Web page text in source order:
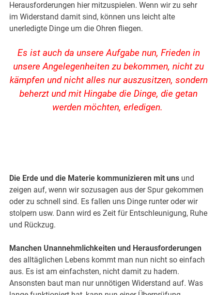
Herausforderungen hier mitzuspielen. Wenn wir zu sehr
im Widerstand damit sind, können uns leicht alte
unerledigte Dinge um die Ohren fliegen.
Es ist auch da unsere Aufgabe nun, Frieden in
unsere Angelegenheiten zu bekommen, nicht zu
kämpfen und nicht alles nur auszusitzen, sondern
beherzt und mit Hingabe die Dinge, die getan
werden möchten, erledigen.
Die Erde und die Materie kommunizieren mit uns und
zeigen auf, wenn wir sozusagen aus der Spur gekommen
oder zu schnell sind. Es fallen uns Dinge runter oder wir
stolpern usw. Dann wird es Zeit für Entschleunigung, Ruhe
und Rückzug.
Manchen Unannehmlichkeiten und Herausforderungen
des alltäglichen Lebens kommt man nun nicht so einfach
aus. Es ist am einfachsten, nicht damit zu hadern.
Ansonsten baut man nur unnötigen Widerstand auf. Was